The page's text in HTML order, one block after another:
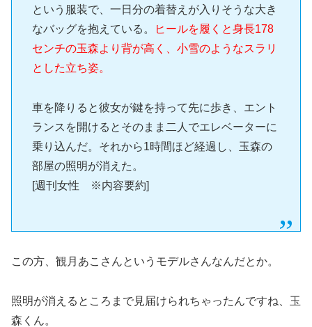
という服装で、一日分の着替えが入りそうな大き
なバッグを抱えている。
ヒールを履くと身長178
センチの玉森より背が高く、小雪のようなスラリ
とした立ち姿。
車を降りると彼女が鍵を持って先に歩き、エント
ランスを開けるとそのまま二人でエレベーターに
乗り込んだ。それから1時間ほど経過し、玉森の
部屋の照明が消えた。
[週刊女性 ※内容要約]
この方、観月あこさんというモデルさんなんだとか。
照明が消えるところまで見届けられちゃったんですね、玉
森くん。